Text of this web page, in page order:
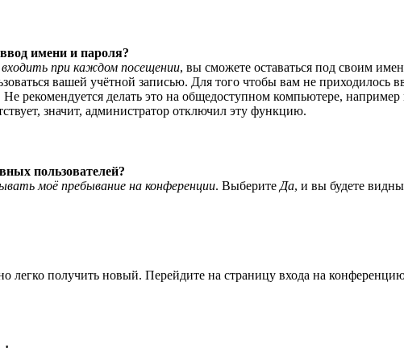
имени и пароля?
при каждом посещении, вы сможете оставаться под своим
вашей учётной записью. Для того чтобы вам не приходилось
рекомендуется делать это на общедоступном компьютере,
значит, администратор отключил эту функцию.
пользователей?
моё пребывание на конференции. Выберите Да, и вы будете
легко получить новый. Перейдите на страницу входа на